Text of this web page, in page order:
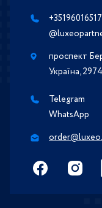
проспект
Україна,
Telegram
WhatsApp